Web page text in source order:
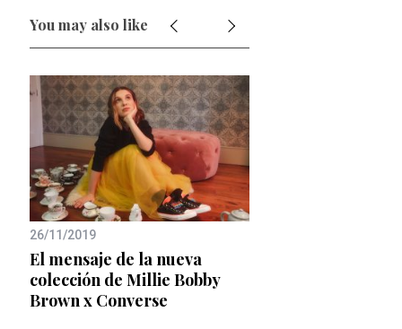
You may also like
26/11/2019
El mensaje de la nueva
colección de Millie Bobby
Brown x Converse
04/09/2020
Los nuevos tejidos